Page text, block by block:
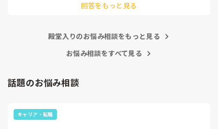
回答をもっと見る
殿堂入りのお悩み相談をもっと見る
お悩み相談をすべて見る
話題のお悩み相談
キャリア・転職